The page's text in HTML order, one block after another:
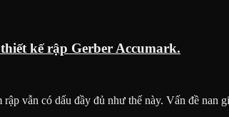
kế rập Gerber Accumark.
vẫn có dấu đầy đủ như thế này. Vấn đề nan